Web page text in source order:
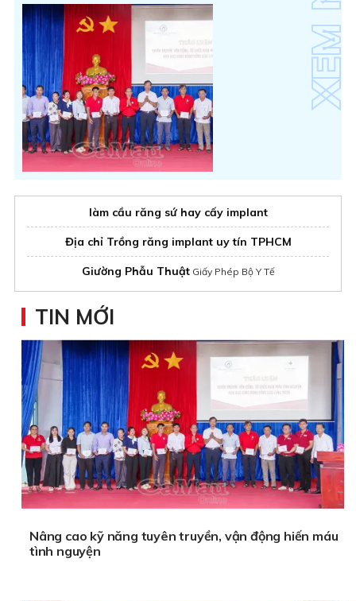
làm cầu răng sứ hay cấy implant
Địa chỉ Trồng răng implant uy tín TPHCM
Giường Phẫu ThuậtGiấy Phép Bộ Y Tế
TIN MỚI
Nâng cao kỹ năng tuyên truyền, vận động hiến máu
tình nguyện